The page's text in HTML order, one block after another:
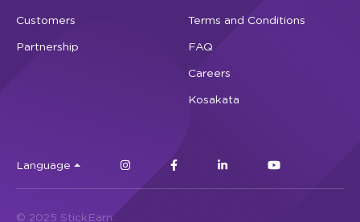
Customers
Partnership
Terms and Conditions
FAQ
Careers
Kosakata
© 2025 StickEarn.
Language